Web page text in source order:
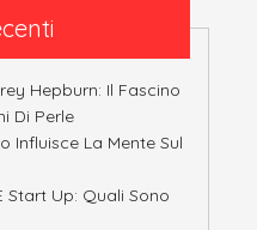
Hepburn: Il Fascino
Di Perle
Influisce La Mente Sul
Start Up: Quali Sono